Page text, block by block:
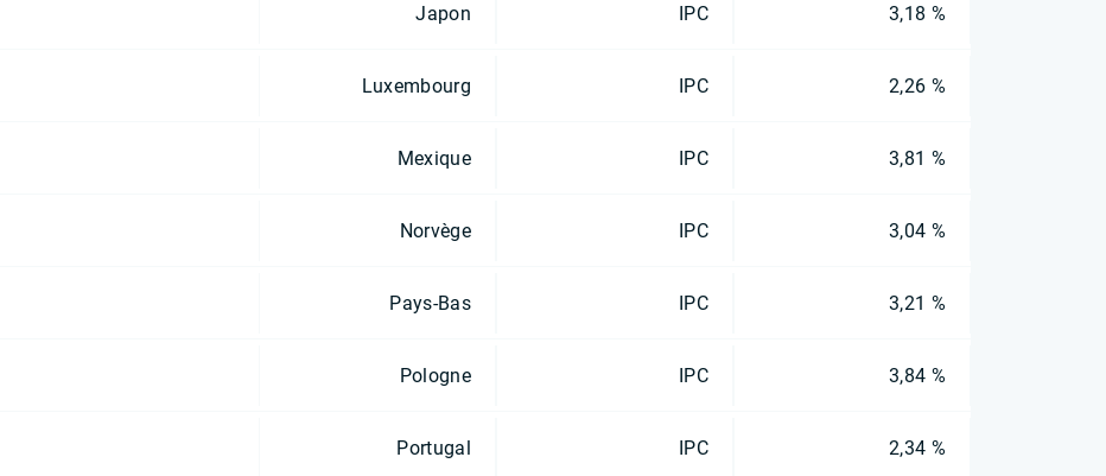
Japon IPC 3,18 %
Luxembourg IPC 2,26 %
Mexique IPC 3,81 %
Norvège IPC 3,04 %
Pays-Bas IPC 3,21 %
Pologne IPC 3,84 %
Portugal IPC 2,34 %